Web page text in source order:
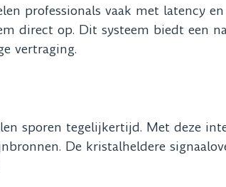
professionals vaak met latency
direct op. Dit systeem biedt een
vertraging.
sporen tegelijkertijd. Met deze
De kristalheldere